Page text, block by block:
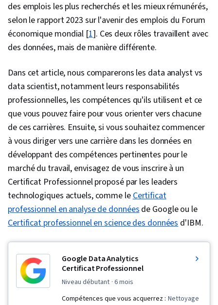
des emplois les plus recherchés et les mieux rémunérés,
selon le rapport 2023 sur l'avenir des emplois du Forum
économique mondial [1]. Ces deux rôles travaillent avec
des données, mais de manière différente.
Dans cet article, nous comparerons les data analyst vs
data scientist, notamment leurs responsabilités
professionnelles, les compétences qu'ils utilisent et ce
que vous pouvez faire pour vous orienter vers chacune
de ces carrières. Ensuite, si vous souhaitez commencer
à vous diriger vers une carrière dans les données en
développant des compétences pertinentes pour le
marché du travail, envisagez de vous inscrire à un
Certificat Professionnel proposé par les leaders
technologiques actuels, comme leCertificat
professionnel en analyse de donnéesde Google ou le
Certificat professionnel en science des donnéesd'IBM.
Google Data Analytics
Certificat Professionnel
niveau débutant · 6 mois
Compétences que vous acquerrez : Nettoyage